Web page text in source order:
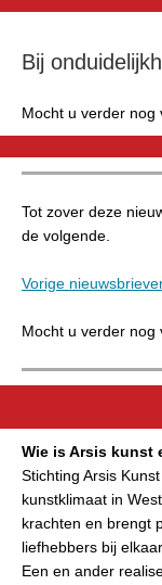
Bij
Mocht u verder nog
Tot zover deze
de volgende.
Vorige
Mocht u verder nog
Wie is Arsis kunst
Stichting Arsis
kunstklimaat in
krachten en brengt
liefhebbers bij elkaar.
Een en ander